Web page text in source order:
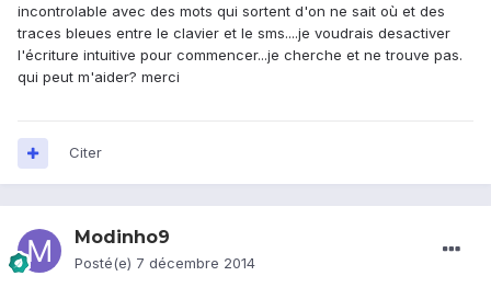
incontrolable avec des mots qui sortent d'on ne sait où et des
traces bleues entre le clavier et le sms....je voudrais desactiver
l'écriture intuitive pour commencer...je cherche et ne trouve pas.
qui peut m'aider? merci
Citer
Modinho9
Posté(e) 7 décembre 2014